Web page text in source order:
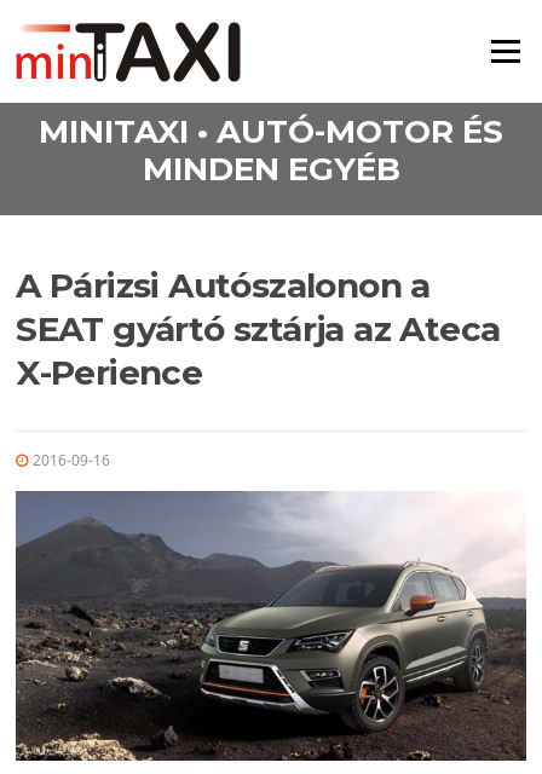
Menü
MINITAXI • AUTÓ-MOTOR ÉS
MINDEN EGYÉB
A Párizsi Autószalonon a
SEAT gyártó sztárja az Ateca
X-Perience
2016-09-16